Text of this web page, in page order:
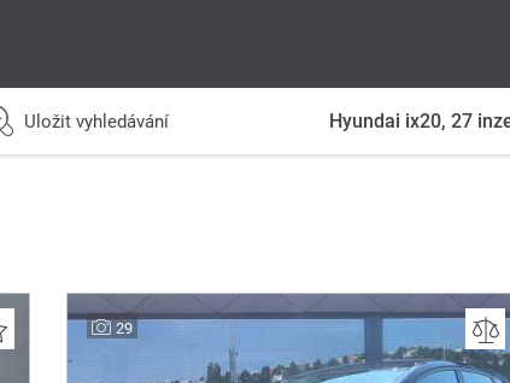
Uložit vyhledávání Hyundai ix20, 27
29